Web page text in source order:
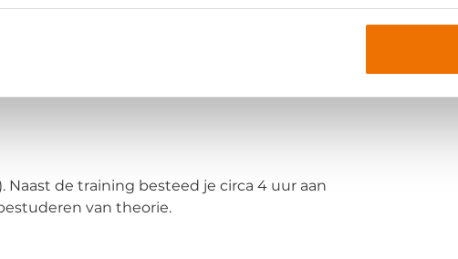
. De training kan echter
Naast de training besteed je circa 4 uur aan
van theorie.